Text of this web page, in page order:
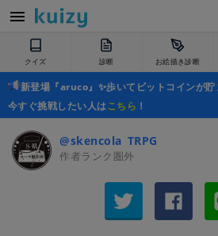
クイズ 診断 お絵描き診断
新登場『aruco』✨歩いてビットコインが貯
今すぐ挑戦したい人はこちら ！
@skencola_TRPG
作者ランク圏外